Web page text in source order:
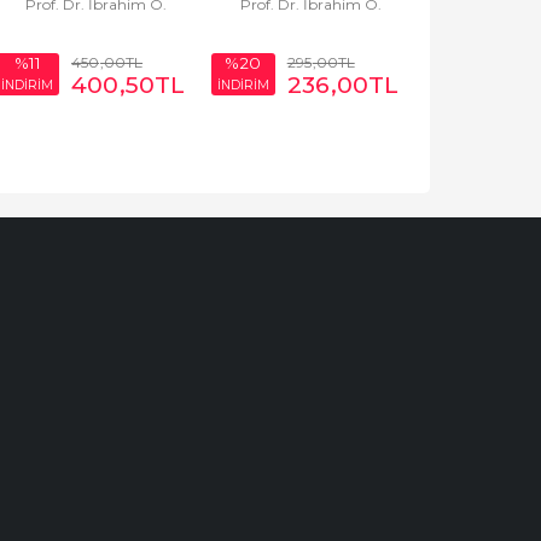
2.BASKI
Prof. Dr. İbrahim Ö.
%11
İNDİRİM
450,00TL
400,50TL
Prof. Dr. İbrahim Ö.
%20
İNDİRİM
295,00TL
236,00TL